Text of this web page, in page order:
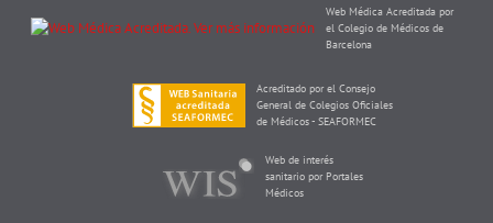
Web Médica Acreditada por
el Colegio de Médicos de
Barcelona
Acreditado por el Consejo
General de Colegios Oficiales
de Médicos - SEAFORMEC
Web de interés
sanitario por Portales
Médicos